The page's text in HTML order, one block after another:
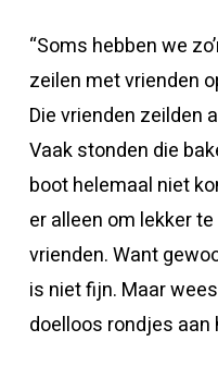
“Soms hebben we
zeilen met vrienden
Die vrienden zeilden
Vaak stonden die
boot helemaal niet
er alleen om lekker
vrienden. Want
is niet fijn. Maar
doelloos rondjes aan